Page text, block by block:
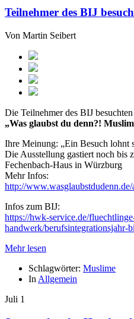
Teilnehmer des BIJ
Von Martin Seibert
Die Teilnehmer des BIJ
„Was glaubst du denn?!
Ihre Meinung: „Ein Besuch lohnt
Die Ausstellung gastiert noch bis
Fechenbach-Haus in Würzburg
Mehr Infos:
http://
Infos zum BIJ:
https://hwk-service.de/
handwerk/berufsintegrationsjahr-
Mehr lesen
Schlagwörter: Muslime
In Allgemein
Juli 1